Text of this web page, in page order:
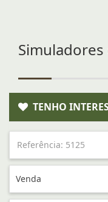
Simuladores
TENHO
Venda